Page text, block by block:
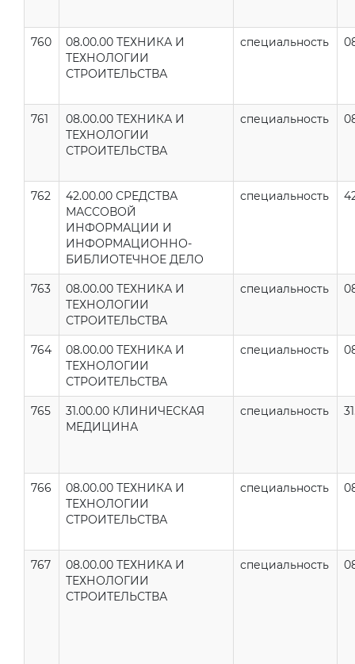
760
08.00.00 ТЕХНИКА И
ТЕХНОЛОГИИ
СТРОИТЕЛЬСТВА
специальность
761
08.00.00 ТЕХНИКА И
ТЕХНОЛОГИИ
СТРОИТЕЛЬСТВА
специальность
762
42.00.00 СРЕДСТВА
МАССОВОЙ
ИНФОРМАЦИИ И
ИНФОРМАЦИОННО-
БИБЛИОТЕЧНОЕ ДЕЛО
специальность
763
08.00.00 ТЕХНИКА И
ТЕХНОЛОГИИ
СТРОИТЕЛЬСТВА
специальность
764
08.00.00 ТЕХНИКА И
ТЕХНОЛОГИИ
СТРОИТЕЛЬСТВА
специальность
765
31.00.00 КЛИНИЧЕСКАЯ
МЕДИЦИНА
специальность
766
08.00.00 ТЕХНИКА И
ТЕХНОЛОГИИ
СТРОИТЕЛЬСТВА
специальность
767
08.00.00 ТЕХНИКА И
ТЕХНОЛОГИИ
СТРОИТЕЛЬСТВА
специальность